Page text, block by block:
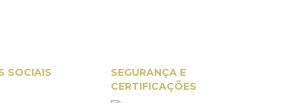
SOCIAIS
SEGURANÇA E
CERTIFICAÇÕES